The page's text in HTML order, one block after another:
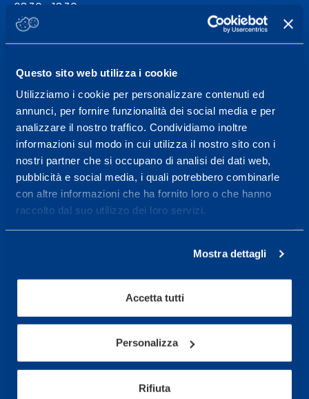
Questo sito web utilizza i cookie
Utilizziamo i cookie per personalizzare contenuti ed
annunci, per fornire funzionalità dei social media e per
analizzare il nostro traffico. Condividiamo inoltre
informazioni sul modo in cui utilizza il nostro sito con i
nostri partner che si occupano di analisi dei dati web,
pubblicità e social media, i quali potrebbero combinarle
con altre informazioni che ha fornito loro o che hanno
raccolto dal suo utilizzo dei loro servizi.
Mostra dettagli
Accetta tutti
Personalizza
Rifiuta
08.30 - 18.30
Centro servizi per l'alta
prestazione ed il
wellness.
Maggiori informazioni
Servizi
Servizi Medici
Test di valutazione